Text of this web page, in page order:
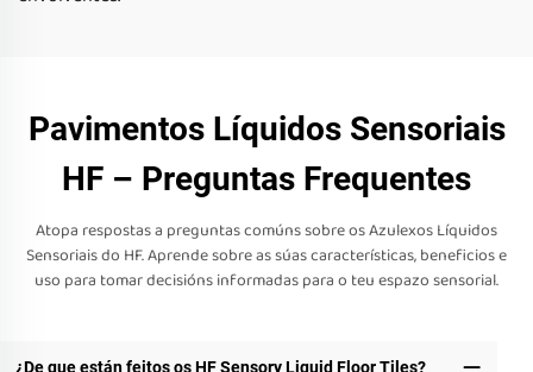
Pavimentos Líquidos Sensoriais
HF – Preguntas Frequentes
Atopa respostas a preguntas comúns sobre os Azulexos Líquidos
Sensoriais do HF. Aprende sobre as súas características, beneficios e
uso para tomar decisións informadas para o teu espazo sensorial.
¿De que están feitos os HF Sensory Liquid Floor Tiles?